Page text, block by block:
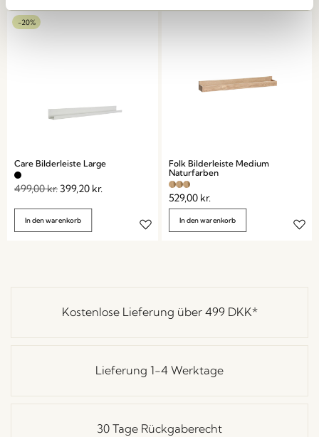
-20%
Care Bilderleiste Large
499,00kr.399,20 kr.
In den warenkorb
Folk Bilderleiste Medium
Naturfarben
529,00 kr.
In den warenkorb
Kostenlose Lieferung über 499 DKK*
Lieferung 1-4 Werktage
30 Tage Rückgaberecht